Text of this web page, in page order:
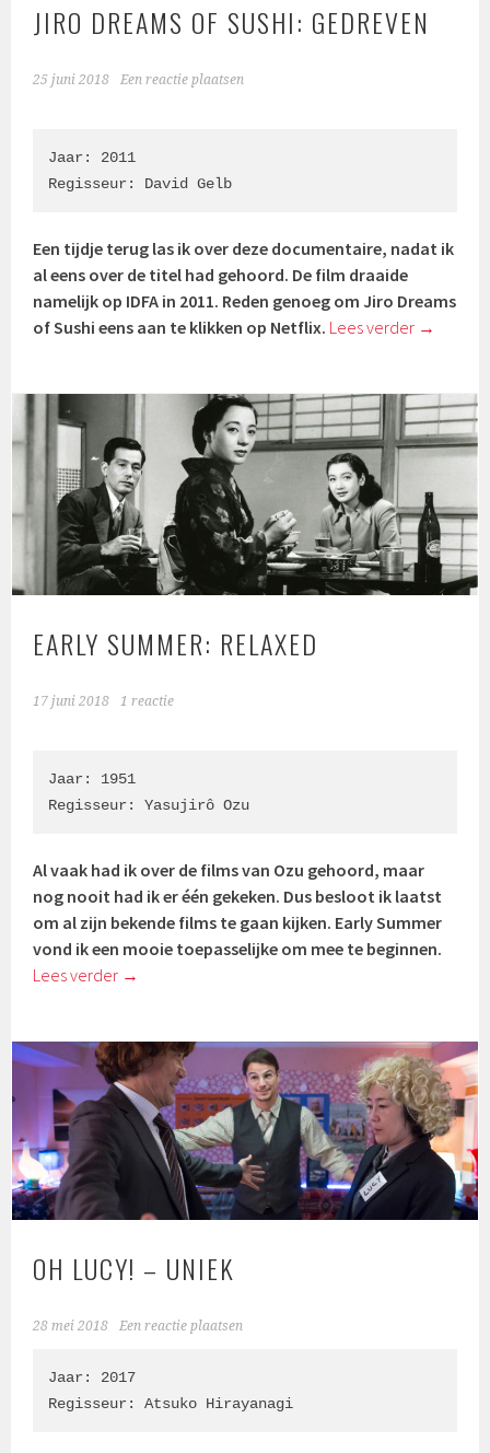
JIRO DREAMS OF SUSHI: GEDREVEN
25 juni 2018 Een reactie plaatsen
Jaar: 2011
Regisseur: David Gelb
Een tijdje terug las ik over deze documentaire, nadat ik
al eens over de titel had gehoord. De film draaide
namelijk op IDFA in 2011. Reden genoeg om Jiro Dreams
of Sushi eens aan te klikken op Netflix. Lees verder →
EARLY SUMMER: RELAXED
17 juni 2018 1 reactie
Jaar: 1951
Regisseur: Yasujirô Ozu
Al vaak had ik over de films van Ozu gehoord, maar
nog nooit had ik er één gekeken. Dus besloot ik laatst
om al zijn bekende films te gaan kijken. Early Summer
vond ik een mooie toepasselijke om mee te beginnen.
Lees verder →
OH LUCY! – UNIEK
28 mei 2018 Een reactie plaatsen
Jaar: 2017
Regisseur: Atsuko Hirayanagi